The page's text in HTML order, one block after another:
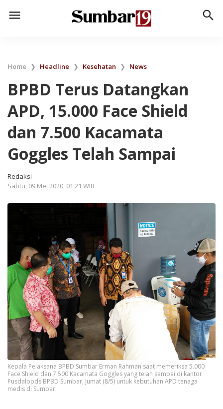
menu search
Home ❯ Headline ❯ Kesehatan ❯ News
BPBD Terus Datangkan
APD, 15.000 Face Shield
dan 7.500 Kacamata
Goggles Telah Sampai
Redaksi
Sabtu, 09 Mei 2020, 01.21 WIB
Kepala Pelaksana BPBD Sumbar Erman Rahman saat memeriksa 5.000
Face Shield dan 7.500 Kacamata Goggles yang telah sampai di kantor
Pusdalopds BPBD Sumbar, Jumat (8/5) untuk kebutuhan APD tenaga
medis di Sumbar.